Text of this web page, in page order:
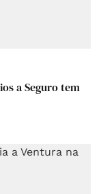
a Seguro tem